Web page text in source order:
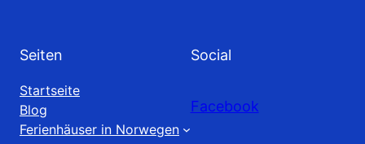
Seiten
Startseite
Blog
Ferienhäuser in Norwegen
Social
Facebook